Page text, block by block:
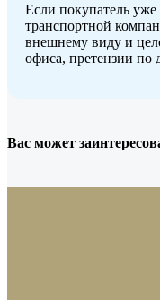
Если покупатель уже
транспортной
внешнему виду и
офиса, претензии
Вас может